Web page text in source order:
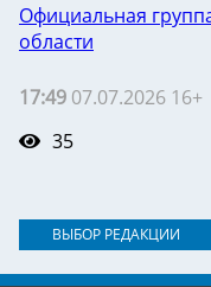
Официальная
области
17:49 07.07.2026 16+
35
ВЫБОР РЕДАКЦИИ